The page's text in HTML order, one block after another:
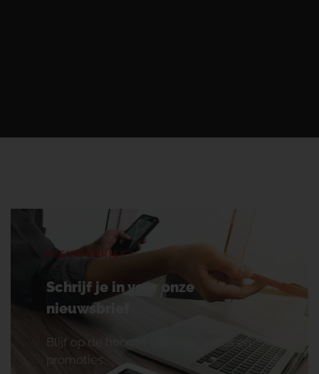
NIEUWSBRIEF
Schrijf je in voor onze
nieuwsbrief
Blijf op de hoogte van onze acties en
promoties.